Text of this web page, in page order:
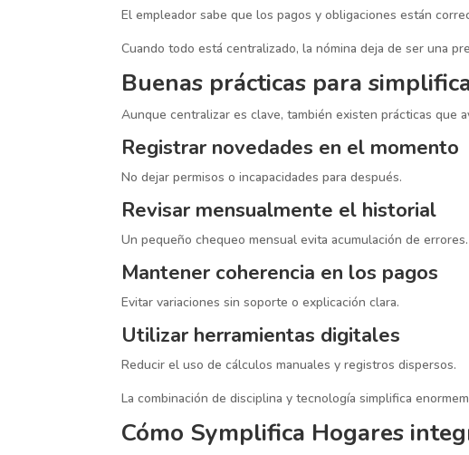
El empleador sabe que los pagos y obligaciones están
Cuando todo está centralizado, la nómina deja de ser una
Buenas prácticas para
Aunque centralizar es clave, también existen prácticas que
Registrar novedades en el momento
No dejar permisos o incapacidades para después.
Revisar mensualmente el historial
Un pequeño chequeo mensual evita acumulación de errores.
Mantener coherencia en los pagos
Evitar variaciones sin soporte o explicación clara.
Utilizar herramientas digitales
Reducir el uso de cálculos manuales y registros dispersos.
La combinación de disciplina y tecnología simplifica
Cómo Symplifica Hogares